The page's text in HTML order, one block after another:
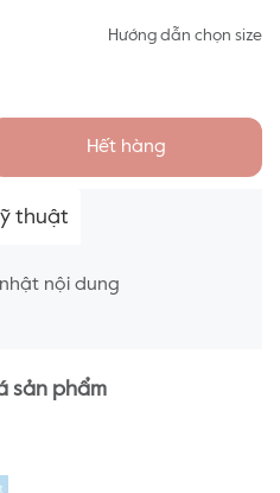
Hướng dẫn chọn size
Hết hàng
thuật
nội dung
sản phẩm